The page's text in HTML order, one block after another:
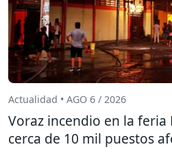
Actualidad • AGO 6 / 2026
Voraz incendio en la
cerca de 10 mil puestos